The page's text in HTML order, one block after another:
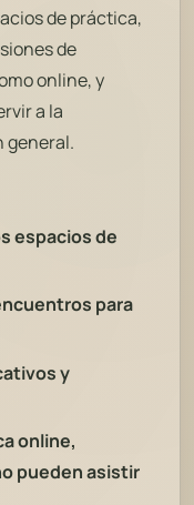
de práctica,
de
online, y
a la
general.
espacios de
para
y
online,
pueden asistir